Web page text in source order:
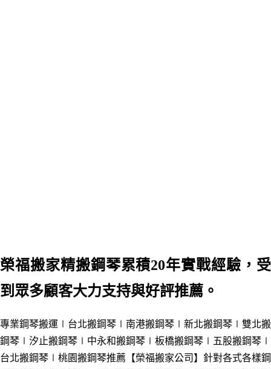
榮福搬家精搬鋼琴累積20年實戰經驗，受
到眾多顧客大力支持與好評推薦。
專業鋼琴搬運∣ 台北搬鋼琴 ∣南港搬鋼琴 ∣新北搬鋼琴 ∣雙北搬
鋼琴 ∣汐止搬鋼琴 ∣中永和搬鋼琴 ∣板橋搬鋼琴 ∣五股搬鋼琴 ∣
台北搬鋼琴 ∣ 桃園搬鋼琴推薦 【榮福搬家公司】針對各式各樣鋼